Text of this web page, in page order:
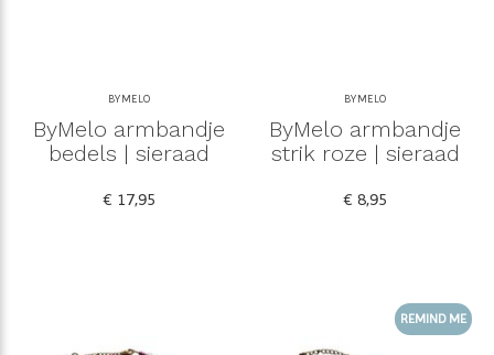
BYMELO
ByMelo armbandje
bedels | sieraad
€ 17,95
BYMELO
ByMelo armbandje
strik roze | sieraad
€ 8,95
REMIND ME